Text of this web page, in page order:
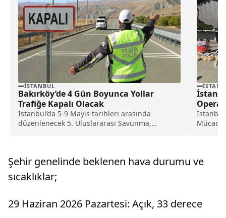
İSTANBUL
Bakırköy’de 4 Gün Boyunca Yollar
Trafiğe Kapalı Olacak
İstanbul’da 5-9 Mayıs tarihleri arasında
düzenlenecek 5. Uluslararası Savunma,
Alındı
Şehir genelinde beklenen hava durumu ve
sıcaklıklar;
29 Haziran 2026 Pazartesi: Açık, 33 derece